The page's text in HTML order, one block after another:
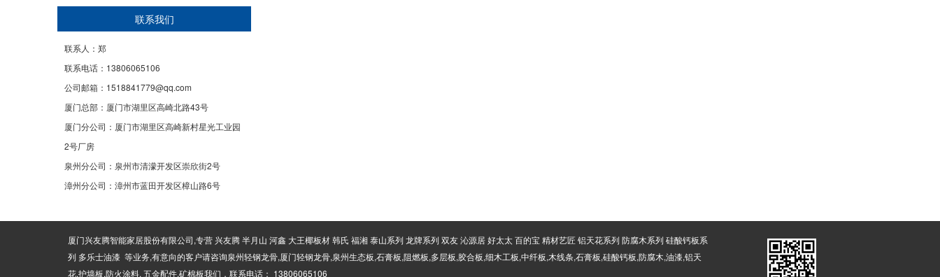
隔音减震垫
阻尼隔音毡
阻尼隔音板
无机纤维喷涂
玻纤吸音板
声学活动隔断
水泥木丝吸音板
布艺软包吸音板
联系我们
联系人：郑
联系电话：13806065106
公司邮箱：1518841779@qq.com
厦门总部：厦门市湖里区高崎北路43号
厦门分公司：厦门市湖里区高崎新村星光工业园
2号厂房
泉州分公司：泉州市清濛开发区崇欣街2号
漳州分公司：漳州市蓝田开发区樟山路6号
厦门兴友腾智能家居股份有限公司,专营 兴友腾 半月山 河鑫 大王椰板材 韩氏 福湘 泰山系列 龙牌系列 双友 沁源居 好太太 百的宝 精材艺匠 铝天花系列 防腐木系列 硅酸钙板系
列 多乐士油漆 等业务,有意向的客户请咨询泉州轻钢龙骨,厦门轻钢龙骨,泉州生态板,石膏板,阻燃板,多层板,胶合板,细木工板,中纤板,木线条,石膏板,硅酸钙板,防腐木,油漆,铝天
花,护墙板,防火涂料, 五金配件,矿棉板我们，联系电话： 13806065106